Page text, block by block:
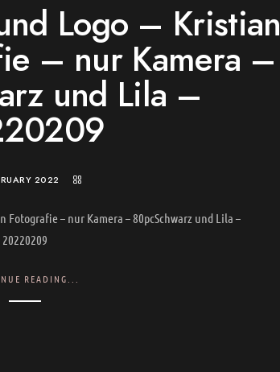
Logo – Kristian
– nur Kamera –
und Lila –
2022
Fotografie – nur Kamera – 80pcSchwarz und Lila –
20220209
READING...